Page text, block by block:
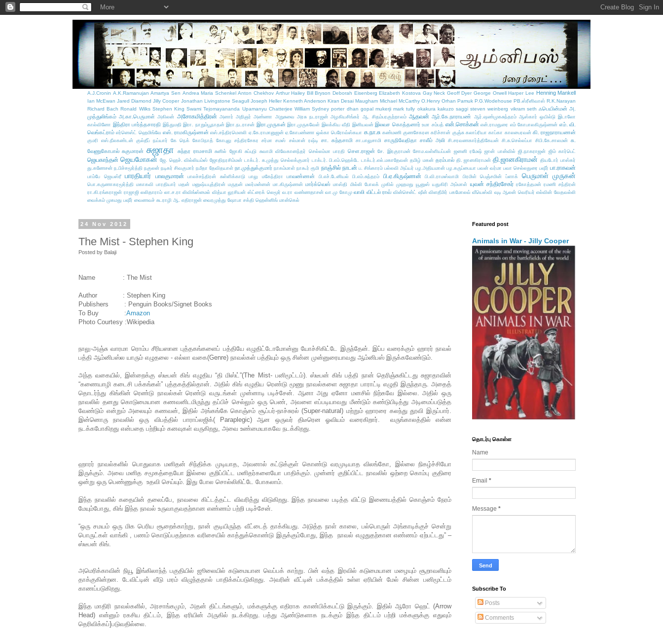
A.J.Cronin A.K.Ramanujan Amartya Sen Andrea Maria Schenkel Anton Chekhov Arthur Hailey Bill Bryson Deborah Eisenberg Elizabeth Kostova Gay Neck Geoff Dyer George Orwell Harper Lee Henning Mankell
Ian McEwan Jared Diamond Jilly Cooper Jonathan Livingstone Seagull Joseph Heller Kenneth Anderson Kiran Desai Maugham Michael McCarthy O.Henry Orhan Pamuk P.G.Wodehouse PB.ஸ்ரீனிவாஸ் R.K.Narayan
Richard Bach Ronald Wilks Stephen King Swami Tejomayananda Upamanyu Chatterjee William Sydney porter dhan gopal mukerji mark tully okakura kakuzo saggi steven weinberg vikram seth ஃபெயின்மன் அ.
முத்துலிங்கம் அ.கா.பெருமாள் அகிலன் அசோகமித்திரன் அனார் அறிஞர் அண்ணா அறுசுவை அரசு நடராஜன் அழகியசிங்கர் ஆ. சிதம்பரகுற்றாலம் ஆதவன் ஆர்.கே.நாராயண் ஆர்.ஷண்முகசுந்தரம் ஆஸ்கார் ஒயில்டு இடாலோ
கால்வினோ இந்திரா பார்த்தசாரதி இந்துமதி இரா. நாறும்பூநாதன் இரா.நடராசன் இரா.முருகன் இரா.முருகவேள் இலக்கிய வீதி இனியவன் இலவச கொத்தனார் உமா சம்பத் என்.சொக்கன் என்.ராமதுரை எம் கோபாலகிருஷ்ணன் எம். வி.
வெங்கட்ராம் எர்னெஸ்ட் ஹெமிங்வே எஸ். ராமகிருஷ்ணன் எஸ்.சந்திரமௌலி ஏ.கே.ராமானுஜன் ஏ.கோபண்ணா ஒல்கா பெரோவ்ஸ்கயா க.நா.சு கண்மணி குணசேகரன கரிச்சான் குஞ்சு கலாப்ரியா காப்கா காலபைரவன் கி. ராஜநாராயணன்
குமரி எஸ்.நீலகண்டன் குல்தீப் நய்யார் கே நெக் கோபிநாத் கோபுலு சந்திரசேகர சர்மா சமஸ் சல்மான் ரஷ்டி சா. கந்தசாமி சா.பாலுசாமி சாருநிவேதிதா சாலீம் அலி சி.சரவணகார்த்திகேயன் சி.சு.செல்லப்பா சிபி.கே.சாலமன் சு.
வேணுகோபால் சுகுமாரன் சுஜாதா சுந்தர ராமசாமி சுனில் ஜோகி சுப்புடு சுவாமி விவேகானந்தர் செல்லம்மா பாரதி செள.ராஜன் சே. இரகுராமன் சோம.வள்ளியப்பன் ஜனனி ரமேஷ் ஜான் பான்வில் ஜி.நாகராஜன் ஜிம் கார்பெட்
ஜெயகாந்தன் ஜெயமோகன் ஜே. ஹெச். வில்லியம்ஸ் ஜோதிநரசிம்மன் டாக்டர். சு.முத்து செல்லக்குமார் டாக்டர். பி.எம்.ஹெக்டே டாக்டர்.எல்.மகாதேவன் தமிழ் மகன் தரம்பால் தி. ஜானகிராமன் தி.ஜானகிராமன் தியடோர் பாஸ்கர்
து.கணேசன் ந.பிச்சமூர்த்தி நகுலன் நடிகர் சிவகுமார் நமீதா தேவிதயாள் நா.முத்துக்குமார் நாகம்மாள் நாகூர் ரூமி நாஞ்சில் நாடன் ப. சிங்காரம் பல்லவி அய்யர் பழ.அதியமான் பழ.கருப்பையா பவன் வர்மா பவா செல்லதுரை பஷீர் பா.ராகவன்
பாம்பே ஜெயஸ்ரீ பாரதியார் பாலகுமாரன் பாலச்சந்திரன் சுள்ளிக்காடு பாலு மகேந்திரா பாவண்ணன் பி.எச்.டேனியல் பி.எம்.சுந்தரம் பி.ஏ.கிருஷ்ணன் பி.வி.ராமஸ்வாமி பிரமிள் பெஞ்சமின் ப்ளாக் பெருமாள் முருகன்
பொ.கருணாகரமூர்த்தி மகாகவி பாரதியார் மதன் மனுஷ்யபுத்திரன் மருதன் மலர்மன்னன் மா.கிருஷ்ணன் மார்க்வெஸ் மாஸ்தி மில்லி போலக் முகில் முஹமது யூனுஸ் யதுகிரி அம்மாள் யுவன் சந்திரசேகர் ரகோத்தமன் ரமணி சந்திரன்
ரா.கி.ரங்கராஜன் ராஜாஜி லலிதாராம் லா.ச.ரா லிவிங்ஸ்மைல் வித்யா லூசியன் ஸ்ட்ரைக் லெமூர் வ.ரா வண்ணதாசன் வா.மு கோமு வாலி விட்டல் ராவ் வின்சென்ட் ஷீன் விளதீமிர் பகமோலவ் வீயெஸ்வி வுடி ஆலன் வெரியர் எல்வின் வேதவல்லி
வைக்கம் முகமது பஷீர் வைணவச் சுடராழி ஆ. எதிராஜன் வைரமுத்து ஷோபா சக்தி ஹென்னிங் மான்கெல்
24 Nov 2012
The Mist - Stephen King
Posted by Balaji
Name : The Mist
Author : Stephen King
Publishers : Penguin Books/Signet Books
To Buy :Amazon
Photo Courtesy :Wikipedia
நாலு-அஞ்சு வாரமா ரொம்ப சீரியஸான புத்தகங்களைப் பத்தியே எழுதிட்டோமோன்னு யோச்சிகிட்டே இருந்தேன். இப்ப வரைக்கும் ஹாரர் நாவல்
பத்தி ஆம்னிபஸ்ல யாரும் எழுதலை - எல்லா வகை(Genre) நாவல்கள் பத்தியும் ஒரு சின்ன முன்னுரையாவது ஆம்னிபஸ் இருக்கவேண்டும்.
அந்த வகையில், இன்றைக்கு ஸ்டீபன் கிங் எழுதிய “தி மிஸ்ட்”(The Mist- பனிமூட்டம்). ஸ்டீபன் கிங் பத்தி நான் தெரிஞ்சுகிட்டது சுஜாதாவின்
“கணையாழி கடைசி பக்கங்கள்” புத்தகத்தில்தான். அதில் கிங் எழுதிய ரெண்டு மூணு நாவல்களை சுஜாதா பாராட்டி எழுதி இருந்தாரு. அதைத்
தொடர்ந்து கிங்கின் ரெண்டு நாவல்கள் ரெண்டு வருடங்கள் முன்னாடி படிச்சேன். ஆனா அது ஏனோ மனசில் நிற்கவே இல்லை. அதில் ஒரு
நாவலில் தனது கொடுமையான கணவனிடமிருந்து தப்பிச் செல்லும் ஒரு பெண், அவளை எப்படியாவது மீண்டும் கண்டுபிடித்து அடிமைப்படுத்த
வேண்டும் என்றும் அலையும் கணவன், இதில் அங்கங்கே கொஞ்சம் சூப்பர்-நாச்சுரல் (Super-natural) மற்றும் ஹாரரை கலந்து தூவி இருப்பார்.
இன்னொரு நாவலில் ஒரு விபத்தில் பாராப்லஜிக்( Paraplegic) ஆன ஒருவர் திடீரென ஓவியம் வரைகிறார். வருங்காலத்தில் என்ன
நடக்கபோகிறது என்பதை பற்றியும் கனவுகள் வருகிறது, அவை உண்மையாகவே நடக்கிறது.
ஹாரர் நாவல்களில் பொதுவாக மனிதன் சிந்திக்க முடியாத, அவனால் கட்டுக்குள் கொண்டு வரமுடியாத விலங்கோ, இல்லை நிகழ்ச்சியோ
இருக்கும். அவை மனித சமூகத்தையோ இல்லை குறிப்பிட்ட மனிதர்களையோ பாதிக்கும். முன்னர் குறிப்பிட்ட நாவலில் ஒற்றை கொம்பு குதிரை
ஒன்று ஒரு பெண்ணுக்கு உதவி செய்யும். இது போல சொல்லிகிட்டே போகலாம்.
இந்த நாவலில் கதையின் தலைப்பே, நாவலை கிட்டத்தட்ட விவரித்து விடுகிறது. இந்த நாவலை படித்த விட்டு இணையத்தில் கொஞ்சம் நேரம்
மேயும்போது, கிங் இந்த நாவல் உருவாகுவதற்கான எண்ணம் பற்றி படிச்சேன்.
“ஒரு சமயம் ஒரு மிக பெரிய சூறைக்காற்று, நான் குடியிருந்த வீட்டைத் தாக்கியது. அடுத்த நாள் காலை, பல்பொருள் அங்காடிக்குச் சென்று
பொருட்கள் வாங்கி , பணம் கொடுப்பதற்காக வரிசையில் காத்துக்கொண்டு இருக்கும்போது, இந்த நாவல் எழுதுதற்கான எண்ணம் ஏற்பட்டது” –
ஸ்டீபன் கிங்.
அமெரிக்காவின் நியூ இங்கிலாந்த் பகுதியில் ஜூலையில் கடுமையான வெப்பக் காற்று. பின் வந்த இரவில் கடுமையான மழையும் சூறாவளியும்
தாக்குகின்றன. டேவிட்டின் வீடு மரம் விழுந்ததால் பாதிக்கப்படுகிறது. அவரின் வீட்டின் பக்கத்தில் உள்ள ஏரியின் மேல் சின்ன பனிமூட்டம்
காணப்படுகிறது.
இந்த மாதிரி நாவல்களில், அரசாங்கமும், அதன் திட்டங்களும், மக்களுக்கு எதிராக காண்பிக்கபட்டு இருக்கும். இதில் ஆரோ ஹெட் (Arrow
Head) என்னும் ரகசிய திட்டம், இந்த ஏரியின் அருகில் நடக்கிறது. பத்து ஆண்டுகளாக நடக்கும் இந்த திட்டம் பற்றி மக்களுக்கு எதுவும்
தெரிவிக்கப்]படுவதில்லை.
Featured post
Animals in War - Jilly Cooper
தொடர்பு கொள்ள
Name
Email *
Message *
Subscribe To
Posts
Comments